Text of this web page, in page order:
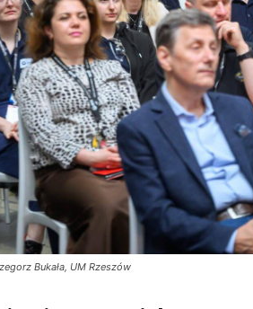
Bukała, UM Rzeszów